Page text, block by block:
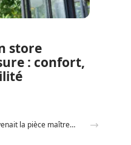
store
: confort,
Comment déterminer les dimensions d’une cuve de récupération d’eau de pluie ?